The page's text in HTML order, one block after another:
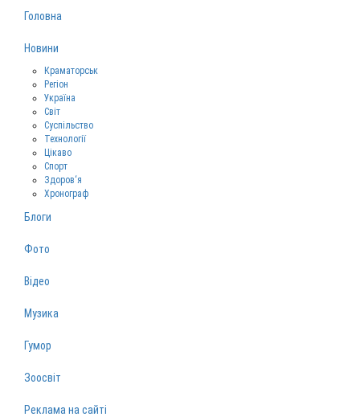
Головна
Новини
Краматорськ
Регіон
Україна
Світ
Суспільство
Технології
Цікаво
Спорт
Здоров‘я
Хронограф
Блоги
Фото
Відео
Музика
Гумор
Зоосвіт
Реклама на сайті